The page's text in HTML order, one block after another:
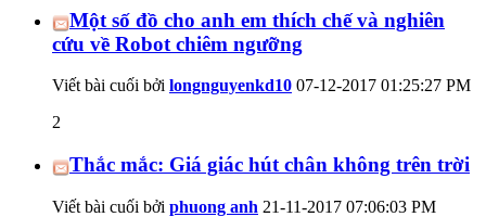
Một số đồ cho anh em thích chế và nghiên
cứu về Robot chiêm ngưỡng
Viết bài cuối bởi longnguyenkd10 07-12-2017 01:25:27 PM
2
Thắc mắc: Giá giác hút chân không trên trời
Viết bài cuối bởi phuong anh 21-11-2017 07:06:03 PM